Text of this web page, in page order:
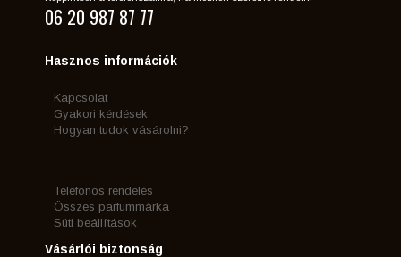
06 20 987 87 77
Hasznos információk
Kapcsolat
Gyakori kérdések
Hogyan tudok vásárolni?
Telefonos rendelés
Összes parfummárka
Süti beállítások
Vásárlói biztonság